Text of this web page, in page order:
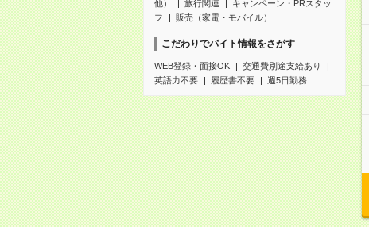
他）
旅行関連
キャンペーン・PRスタッ
フ
販売（家電・モバイル）
こだわりでバイト情報をさがす
WEB登録・面接OK
交通費別途支給あり
英語力不要
履歴書不要 週5日勤務